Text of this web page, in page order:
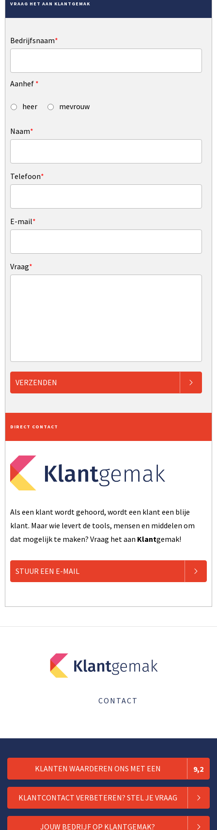
VRAAG HET AAN KLANTGEMAK
Bedrijfsnaam*
Aanhef *
heer mevrouw
Naam*
Telefoon*
E-mail*
Vraag*
VERZENDEN
DIRECT CONTACT
Als een klant wordt gehoord, wordt een klant een blije
klant. Maar wie levert de tools, mensen en middelen om
dat mogelijk te maken? Vraag het aan Klantgemak!
STUUR EEN E-MAIL
CONTACT
KLANTEN WAARDEREN ONS MET EEN 9,2
KLANTCONTACT VERBETEREN? STEL JE VRAAG
JOUW BEDRIJF OP KLANTGEMAK?